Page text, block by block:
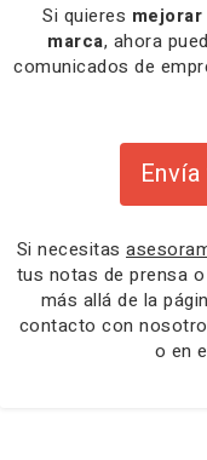
Si quieres
marca, ahora
comunicados de
Si necesitas
tus notas de prensa o
más allá de la
contacto con
o en